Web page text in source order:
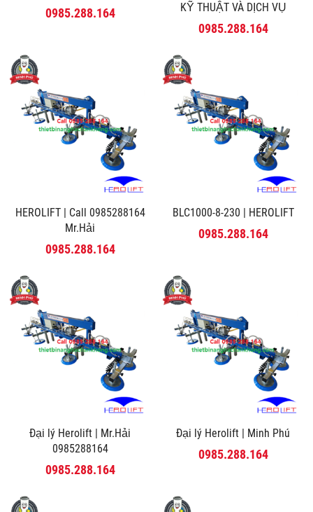
0985.288.164
KỸ THUẬT VÀ DỊCH VỤ
MINH PHÚ
0985.288.164
HEROLIFT | Call 0985288164
Mr.Hải
0985.288.164
BLC1000-8-230 | HEROLIFT
0985.288.164
Đại lý Herolift | Mr.Hải
0985288164
0985.288.164
Đại lý Herolift | Minh Phú
0985.288.164